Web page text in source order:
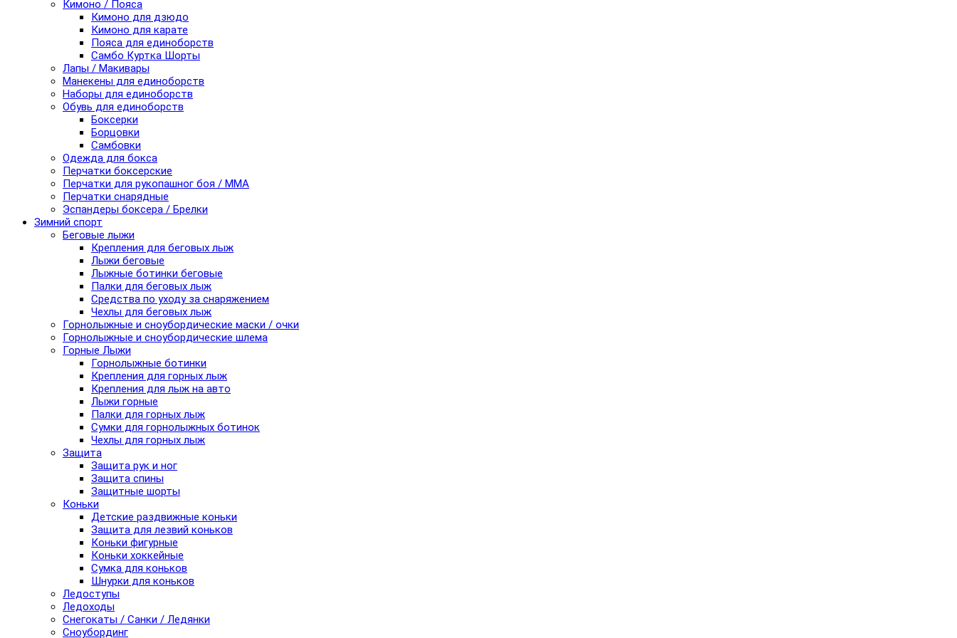
Кимоно / Пояса
Кимоно для дзюдо
Кимоно для карате
Пояса для единоборств
Самбо Куртка Шорты
Лапы / Макивары
Манекены для единоборств
Наборы для единоборств
Обувь для единоборств
Боксерки
Борцовки
Самбовки
Одежда для бокса
Перчатки боксерские
Перчатки для рукопашног боя / ММА
Перчатки снарядные
Эспандеры боксера / Брелки
Зимний спорт
Беговые лыжи
Крепления для беговых лыж
Лыжи беговые
Лыжные ботинки беговые
Палки для беговых лыж
Средства по уходу за снаряжением
Чехлы для беговых лыж
Горнолыжные и сноубордические маски / очки
Горнолыжные и сноубордические шлема
Горные Лыжи
Горнолыжные ботинки
Крепления для горных лыж
Крепления для лыж на авто
Лыжи горные
Палки для горных лыж
Сумки для горнолыжных ботинок
Чехлы для горных лыж
Защита
Защита рук и ног
Защита спины
Защитные шорты
Коньки
Детские раздвижные коньки
Защита для лезвий коньков
Коньки фигурные
Коньки хоккейные
Сумка для коньков
Шнурки для коньков
Ледоступы
Ледоходы
Снегокаты / Санки / Ледянки
Сноубординг